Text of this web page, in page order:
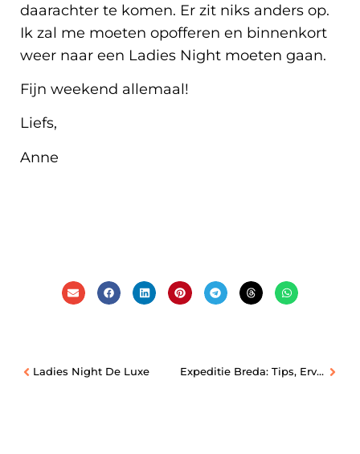
daarachter te komen. Er zit niks anders op.
Ik zal me moeten opofferen en binnenkort
weer naar een Ladies Night moeten gaan.
Fijn weekend allemaal!
Liefs,
Anne
Ladies Night De Luxe Expeditie Breda: Tips, Ervaringen en Gevoelens | Deel 1